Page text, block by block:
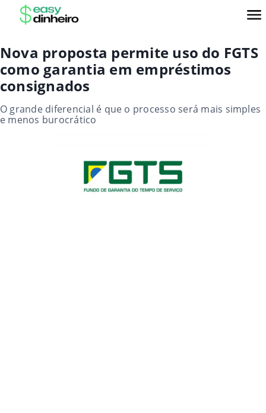
Nova proposta permite uso do FGTS
como garantia em empréstimos
consignados
O grande diferencial é que o processo será mais simples
e menos burocrático